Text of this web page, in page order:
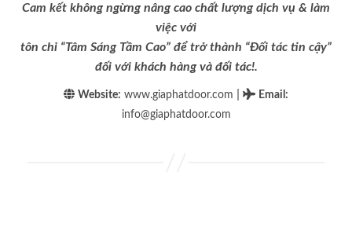
Cam kết không ngừng nâng cao chất lượng dịch vụ & làm
việc với
tôn chỉ “Tâm Sáng Tầm Cao” để trở thành “Đối tác tin cậy”
đối với khách hàng và đối tác!.
Website: www.giaphatdoor.com Email :
info@giaphatdoor.com